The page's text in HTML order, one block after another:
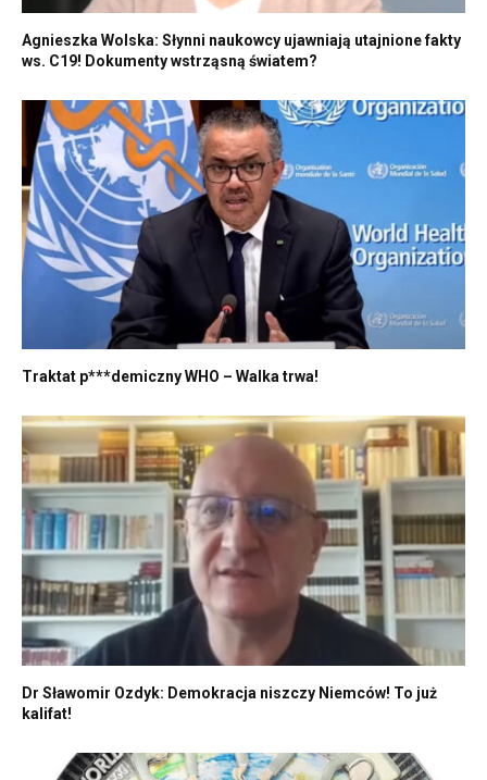
Agnieszka Wolska: Słynni naukowcy ujawniają utajnione fakty
ws. C19! Dokumenty wstrząsną światem?
Traktat p***demiczny WHO – Walka trwa!
Dr Sławomir Ozdyk: Demokracja niszczy Niemców! To już
kalifat!